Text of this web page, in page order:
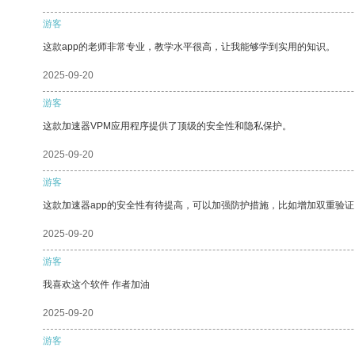
游客
这款app的老师非常专业，教学水平很高，让我能够学到实用的知识。
2025-09-20
游客
这款加速器VPM应用程序提供了顶级的安全性和隐私保护。
2025-09-20
游客
这款加速器app的安全性有待提高，可以加强防护措施，比如增加双重验
2025-09-20
游客
我喜欢这个软件 作者加油
2025-09-20
游客